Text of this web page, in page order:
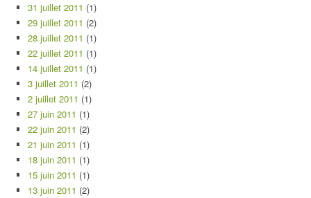
31 juillet 2011 (1)
29 juillet 2011 (2)
28 juillet 2011 (1)
22 juillet 2011 (1)
14 juillet 2011 (1)
3 juillet 2011 (2)
2 juillet 2011 (1)
27 juin 2011 (1)
22 juin 2011 (2)
21 juin 2011 (1)
18 juin 2011 (1)
15 juin 2011 (1)
13 juin 2011 (2)